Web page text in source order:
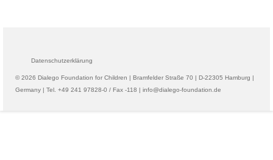
Datenschutzerklärung
© 2026 Dialego Foundation for Children | Bramfelder Straße 70 | D-22305 Hamburg |
Germany | Tel. +49 241 97828-0 / Fax -118 | info@dialego-foundation.de